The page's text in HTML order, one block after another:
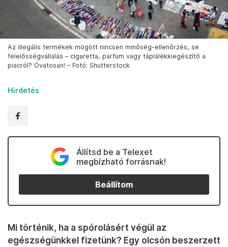
Az illegális termékek mögött nincsen minőség-ellenőrzés, se
felelősségvállalás – cigaretta, parfüm vagy táplálékkiegészítő a
piacról? Óvatosan! – Fotó: Shutterstock
Hirdetés
Állítsd be a Telexet
megbízható forrásnak!
Beállítom
Mi történik, ha a spórolásért végül az
egészségünkkel fizetünk? Egy olcsón beszerzett